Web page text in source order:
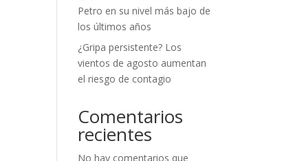
Petro en su nivel más bajo de
los últimos años
¿Gripa persistente? Los
vientos de agosto aumentan
el riesgo de contagio
Comentarios
recientes
No hay comentarios que